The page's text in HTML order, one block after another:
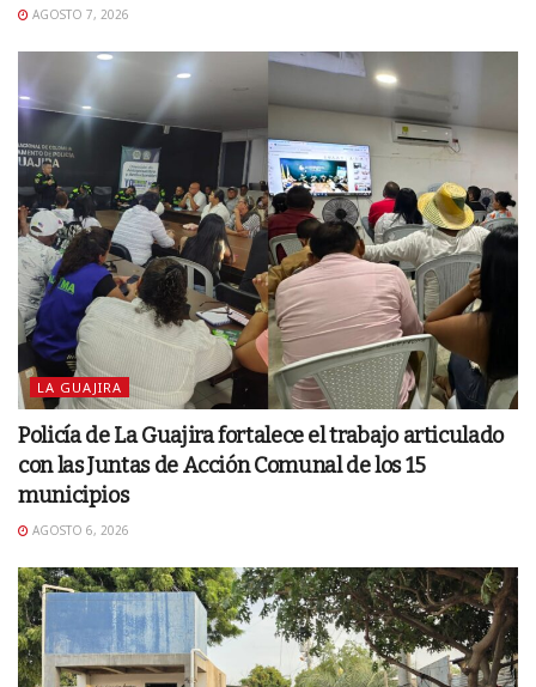
AGOSTO 7, 2026
LA GUAJIRA
Policía de La Guajira fortalece el trabajo articulado
con las Juntas de Acción Comunal de los 15
municipios
AGOSTO 6, 2026